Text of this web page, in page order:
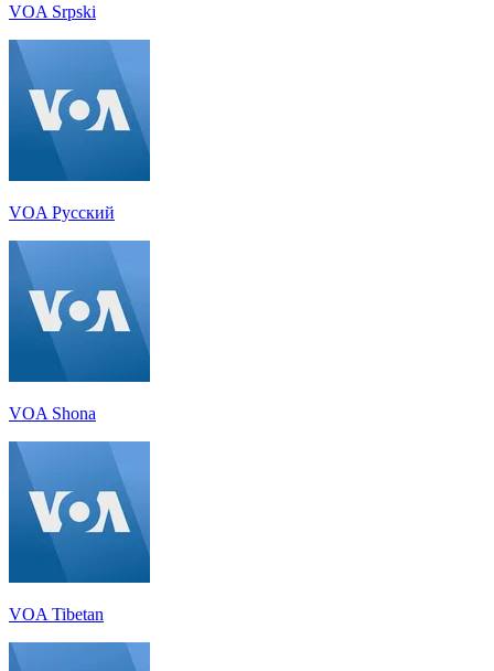
VOA Srpski
VOA Русский
VOA Shona
VOA Tibetan